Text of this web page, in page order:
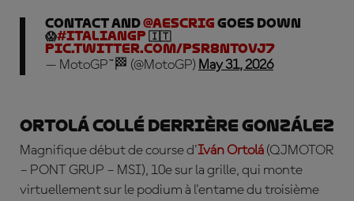
CONTACT and@aescrig GOES DOWN
😱#ItalianGP 🇮🇹
pic.twitter.com/PsR8ntOVJ7
— MotoGP™🏁 (@MotoGP) May 31, 2026
Ortolá collé derrière González
Magnifique début de course d'Iván Ortolá (QJMOTOR
– PONT GRUP – MSI), 10e sur la grille, qui monte
virtuellement sur le podium à l'entame du troisième